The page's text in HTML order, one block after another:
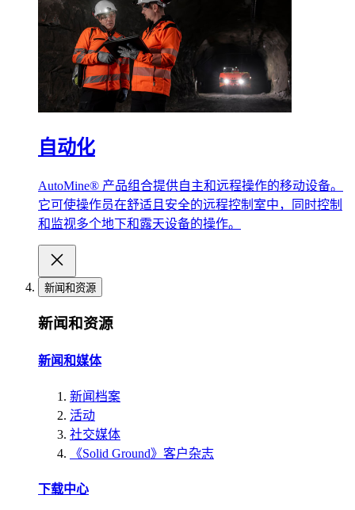
自动化
AutoMine® 产品组合提供自主和远程操作的移动设备。
它可使操作员在舒适且安全的远程控制室中，同时控制
和监视多个地下和露天设备的操作。
新闻和资源
新闻和资源
新闻和媒体
新闻档案
活动
社交媒体
《Solid Ground》客户杂志
下载中心